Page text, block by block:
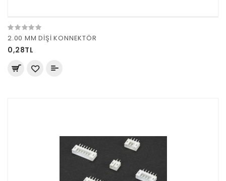
2.00 MM DİŞİ KONNEKTÖR
0,28TL